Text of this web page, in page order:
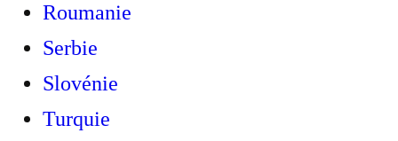
Roumanie
Serbie
Slovénie
Turquie